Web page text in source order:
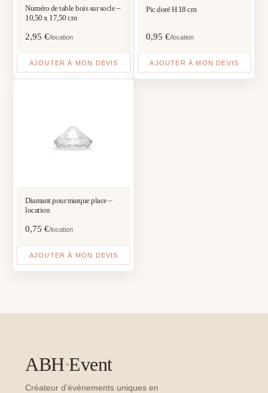
Numéro de table bois sur socle –
10,50 x 17,50 cm
2,95€/location
AJOUTER À MON DEVIS
Pic doré H 18 cm
0,95 €/location
AJOUTER À MON DEVIS
Diamant pour marque place –
location
0,75€/location
AJOUTER À MON DEVIS
ABH·Event
Créateur d'événements uniques en